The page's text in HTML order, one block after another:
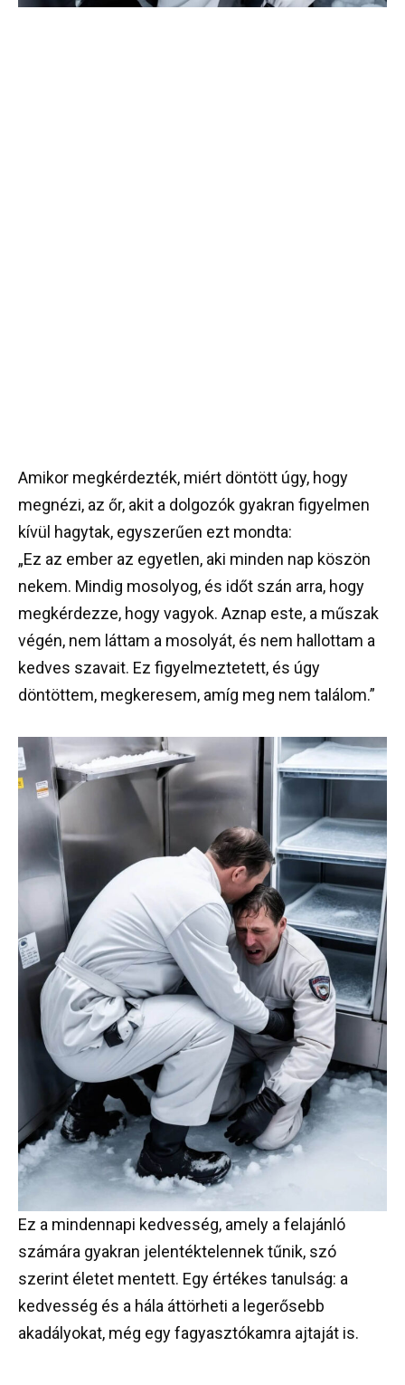
Amikor megkérdezték, miért döntött úgy, hogy
megnézi, az őr, akit a dolgozók gyakran figyelmen
kívül hagytak, egyszerűen ezt mondta:
„Ez az ember az egyetlen, aki minden nap köszön
nekem. Mindig mosolyog, és időt szán arra, hogy
megkérdezze, hogy vagyok. Aznap este, a műszak
végén, nem láttam a mosolyát, és nem hallottam a
kedves szavait. Ez figyelmeztetett, és úgy
döntöttem, megkeresem, amíg meg nem találom.”
Ez a mindennapi kedvesség, amely a felajánló
számára gyakran jelentéktelennek tűnik, szó
szerint életet mentett. Egy értékes tanulság: a
kedvesség és a hála áttörheti a legerősebb
akadályokat, még egy fagyasztókamra ajtaját is.